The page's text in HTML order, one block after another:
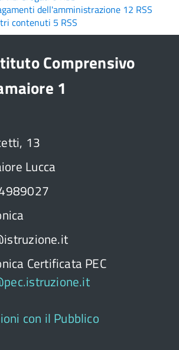
dell'amministrazione 12 RSS
contenuti 5 RSS
Comprensivo
1
13
Lucca
Certificata PEC
con il Pubblico